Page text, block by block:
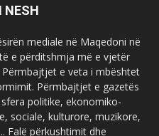
NESH
mediale në Maqedoni në
e përditshmja më e vjetër
e veta i mbështet
Përmbajtjet e gazetës
politike, ekonomiko-
sociale, kulturore, muzikore,
Falë përkushtimit dhe